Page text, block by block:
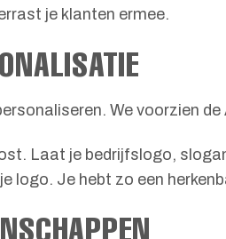
je klanten ermee.
We voorzien
Laat je bedrijfslogo,
logo. Je hebt zo een